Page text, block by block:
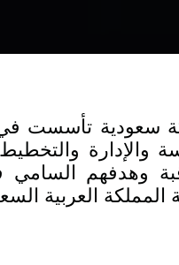
سعودية تأسست
والإدارة
وهدفهم
العربية